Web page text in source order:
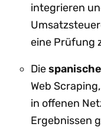
integrieren
eine Prüfung
Diespanische
Web
in offenen
Ergebnissen